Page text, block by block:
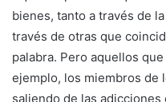
bienes, tanto a través de
través de otras que
palabra. Pero aquellos
ejemplo, los miembros de
saliendo de las